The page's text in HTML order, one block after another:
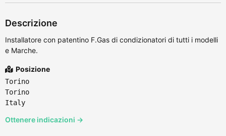
Descrizione
Installatore con patentino F.Gas di condizionatori di tutti i modelli
e Marche.
Posizione
Torino
Torino
Italy
Ottenere indicazioni →